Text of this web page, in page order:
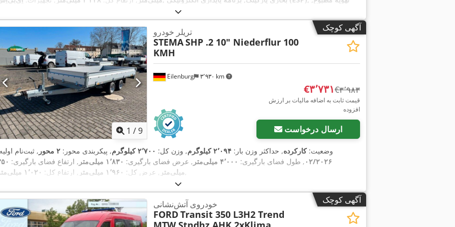
آگهی کوچک
1 /9
Eilenburg ۳٬۹۳۰ km
تریلر خودرو
STEMASHP .2 10" Niederflur 100
KMH
‎€۳٬۷۳۱ ‎€۳٬۹۸۳
قیمت ثابت به اضافه مالیات بر ارزش
افزوده
ارسال درخواست
وضعیت:کارکرده, حداکثر وزن بار: ۲٬۰۹۴ کیلوگرم , وزن کل: ۲٬۷۰۰ کیلوگرم , پیکربندی محور: ۲ محور
, ثبت‌نام
۰۲/۲۰۲۶ , طول فضای بارگیری: ۴٬۰۰۰ میلی‌متر , عرض فضای بارگیری: ۱٬۸۳۰ میلی‌متر , ارتفاع فضای بارگیری:
میلی‌متر , عرض کل: ۱٬۹۶۰ میلی‌متر , ارتفاع کل: ۱٬۰۲۰ میلی‌متر ,
آگهی کوچک خودروی آتش‌نشانی
FORDTransit 350 L3H2 Trend